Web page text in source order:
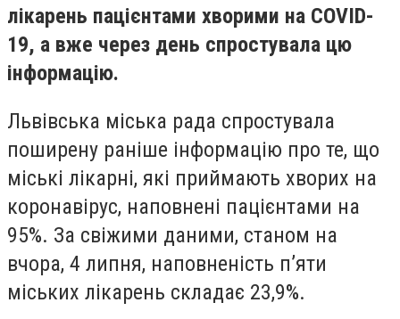
лікарень пацієнтами хворими на COVID-
19, а вже через день спростувала цю
інформацію.
Львівська міська рада спростувала
поширену раніше інформацію про те, що
міські лікарні, які приймають хворих на
коронавірус, наповнені пацієнтами на
95%. За свіжими даними, станом на
вчора, 4 липня, наповненість п’яти
міських лікарень складає 23,9%.